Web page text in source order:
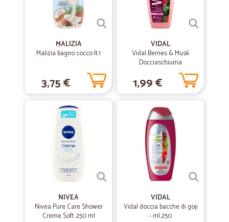
MALIZIA
Malizia bagno cocco lt.1
3,75 €
VIDAL
Vidal Berries & Musk
Docciaschiuma
Rinvigorente Mora e
Muschio 250 ml
1,99 €
NIVEA
Nivea Pure Care Shower
Creme Soft 250 ml
VIDAL
Vidal doccia bacche di goji
- ml.250